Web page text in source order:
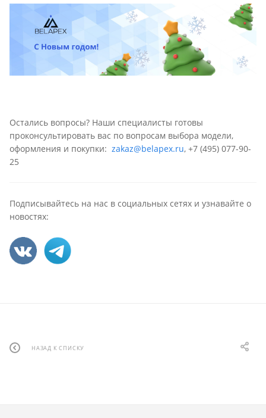
Остались вопросы? Наши специалисты готовы
проконсультировать вас по вопросам выбора модели,
оформления и покупки: zakaz@belapex.ru, +7 (495) 077-90-
25
Подписывайтесь на нас в социальных сетях и узнавайте о
новостях:
НАЗАД К СПИСКУ